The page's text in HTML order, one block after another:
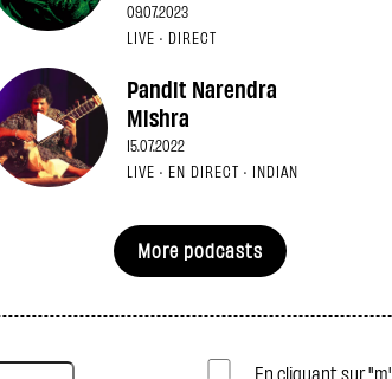
09.07.2023
LIVE · DIRECT
Pandit Narendra
Mishra
15.07.2022
LIVE · EN DIRECT · INDIAN
More podcasts
En cliquant sur